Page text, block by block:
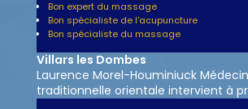
Bon expert du massage
Bon spécialiste de l'acupuncture
Bon spécialiste du massage
Villars les Dombes
Laurence Morel-Houminiuck
traditionnelle orientale intervient à